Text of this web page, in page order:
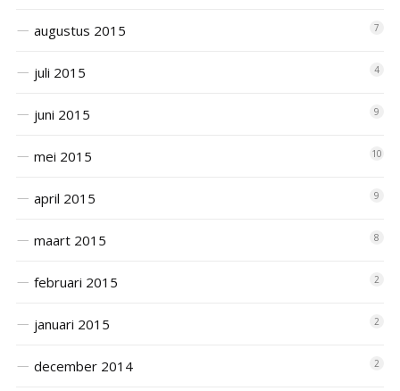
augustus 2015 7
juli 2015 4
juni 2015 9
mei 2015 10
april 2015 9
maart 2015 8
februari 2015 2
januari 2015 2
december 2014 2